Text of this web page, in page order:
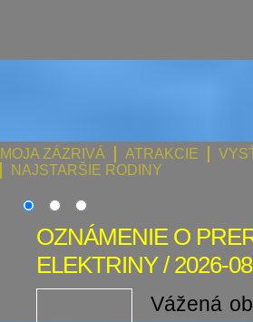
MOJA ZÁZRIVÁ ATRAKCIE
NAJSTARŠIE RODINY
OZNÁMENIE O
ELEKTRINY / 2026-
Vážená